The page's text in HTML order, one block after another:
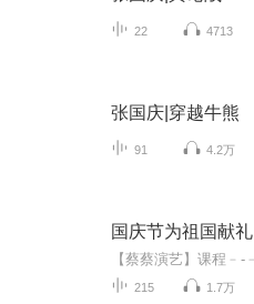
22 4713
张国庆|穿越牛熊
91 4.2万
国庆节为祖国献礼
215 1.7万